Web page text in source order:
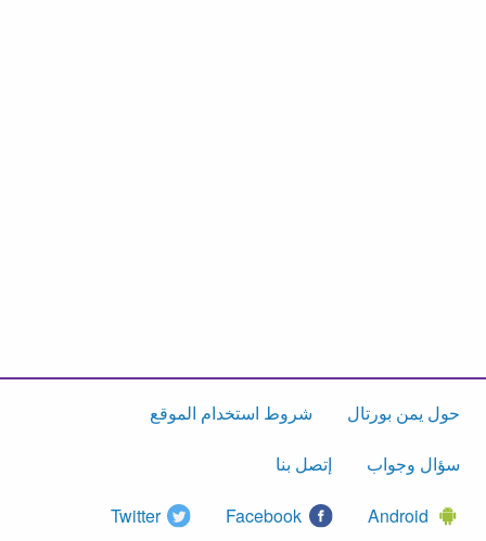
حول يمن بورتال شروط استخدام الموقع
سؤال وجواب إتصل بنا
Android
Facebook
Twitter